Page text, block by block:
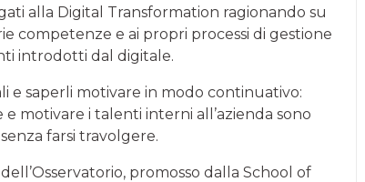
alla Digital Transformation ragionando su
competenze e ai propri processi di gestione
introdotti dal digitale.
e saperli motivare in modo continuativo:
motivare i talenti interni all’azienda sono
farsi travolgere.
promosso dalla School of